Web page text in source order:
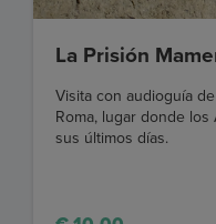
La Prisión
Visita con audioguía
Roma, lugar donde
sus últimos días.